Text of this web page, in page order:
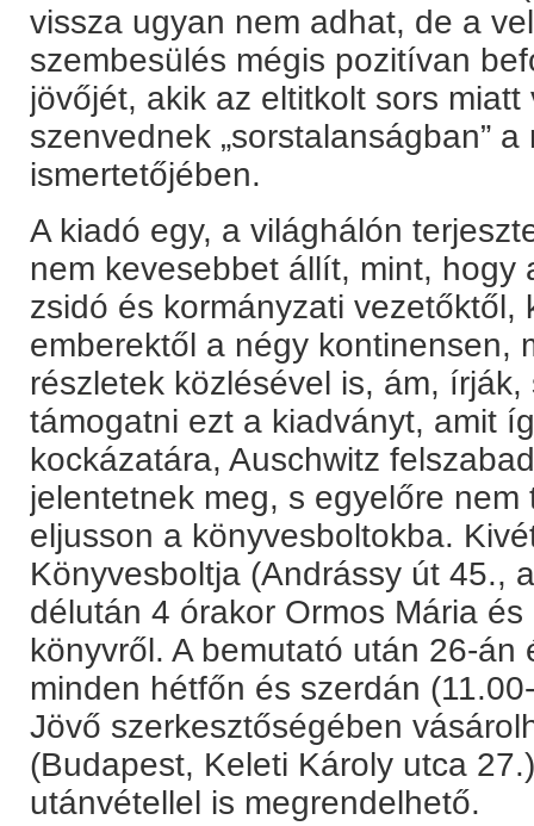
vissza ugyan nem adhat, de a
szembesülés mégis pozitívan
jövőjét, akik az eltitkolt sors
szenvednek „sorstalanságban”
ismertetőjében.
A kiadó egy, a világhálón
nem kevesebbet állít, mint, hogy
zsidó és kormányzati vezetőktől,
emberektől a négy kontinensen,
részletek közlésével is, ám,
támogatni ezt a kiadványt, amit
kockázatára, Auschwitz
jelentetnek meg, s egyelőre
eljusson a könyvesboltokba.
Könyvesboltja (Andrássy út 45.,
délután 4 órakor Ormos Mária
könyvről. A bemutató után 26-
minden hétfőn és szerdán
Jövő szerkesztőségében
(Budapest, Keleti Károly utca
utánvétellel is megrendelhető.